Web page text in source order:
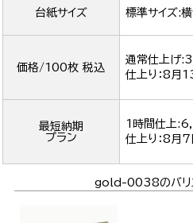
台紙サイズ 標準サイズ:
価格/100枚 税込
通常仕上げ
仕上り：8月
最短納期
プラン
1時間仕上
仕上り：8月7
gold-0038のバリ